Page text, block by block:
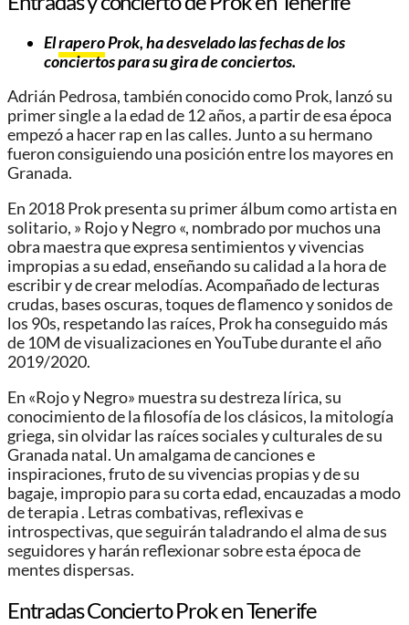
ElraperoProk, ha desvelado las fechas de los
conciertos para su gira de conciertos.
Adrián Pedrosa, también conocido como Prok, lanzó su
primer single a la edad de 12 años, a partir de esa época
empezó a hacer rap en las calles. Junto a su hermano
fueron consiguiendo una posición entre los mayores en
Granada.
En 2018 Prok presenta su primer álbum como artista en
solitario, » Rojo y Negro «, nombrado por muchos una
obra maestra que expresa sentimientos y vivencias
impropias a su edad, enseñando su calidad a la hora de
escribir y de crear melodías. Acompañado de lecturas
crudas, bases oscuras, toques de flamenco y sonidos de
los 90s, respetando las raíces, Prok ha conseguido más
de 10M de visualizaciones en YouTube durante el año
2019/2020.
En «Rojo y Negro» muestra su destreza lírica, su
conocimiento de la filosofía de los clásicos, la mitología
griega, sin olvidar las raíces sociales y culturales de su
Granada natal. Un amalgama de canciones e
inspiraciones, fruto de su vivencias propias y de su
bagaje, impropio para su corta edad, encauzadas a modo
de terapia . Letras combativas, reflexivas e
introspectivas, que seguirán taladrando el alma de sus
seguidores y harán reflexionar sobre esta época de
mentes dispersas.
Entradas Concierto Prok en Tenerife